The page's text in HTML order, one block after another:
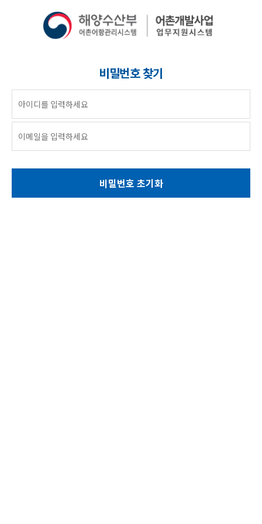
비밀번호 찾기